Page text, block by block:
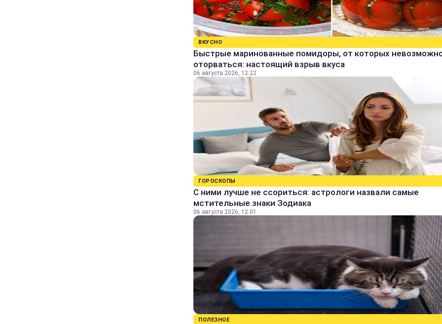
ВКУСНО
Быстрые маринованные помидоры, от которых
оторваться: настоящий взрыв вкуса
06 августа 2026, 12:22
ГОРОСКОПЫ
С ними лучше не ссориться: астрологи назвали самые
мстительные знаки Зодиака
06 августа 2026, 12:01
ПОЛЕЗНОЕ